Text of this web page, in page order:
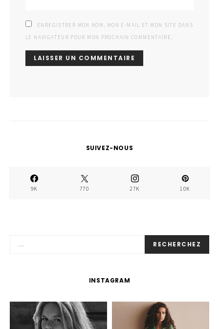
ENREGISTRER MON NOM, MON E-MAIL ET MON SITE DANS
LE NAVIGATEUR POUR MON PROCHAIN COMMENTAIRE.
SUIVEZ-NOUS
9K 770 27K 10K
RECHERCHEZ
INSTAGRAM